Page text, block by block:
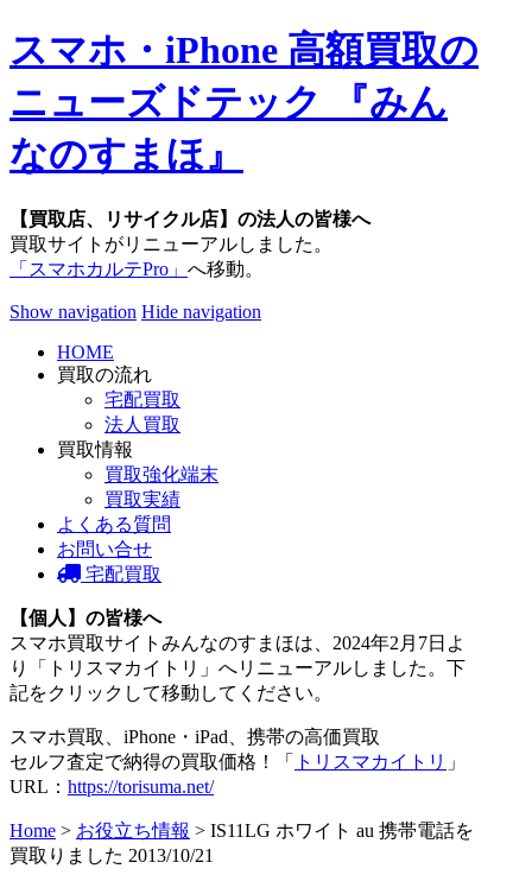
スマホ・iPhone 高額買取の
ニューズドテック 『みん
なのすまほ』
【買取店、リサイクル店】の法人の皆様へ
買取サイトがリニューアルしました。
「スマホカルテPro」 へ移動。
Show navigation Hide navigation
HOME
買取の流れ
宅配買取
法人買取
買取情報
買取強化端末
買取実績
よくある質問
お問い合せ
宅配買取
【個人】の皆様へ
スマホ買取サイトみんなのすまほは、2024年2月7日よ
り「トリスマカイトリ」へリニューアルしました。下
記をクリックして移動してください。
スマホ買取、iPhone・iPad、携帯の高価買取
セルフ査定で納得の買取価格！「
トリスマカイトリ 」
URL： https://torisuma.net/
Home > お役立ち情報 > IS11LG ホワイト au 携帯電話を
買取りました 2013/10/21